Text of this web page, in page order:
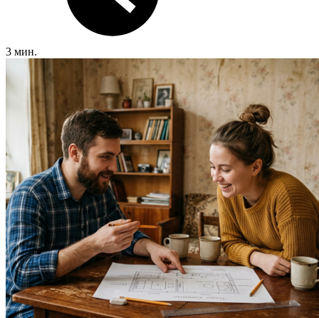
3 мин.